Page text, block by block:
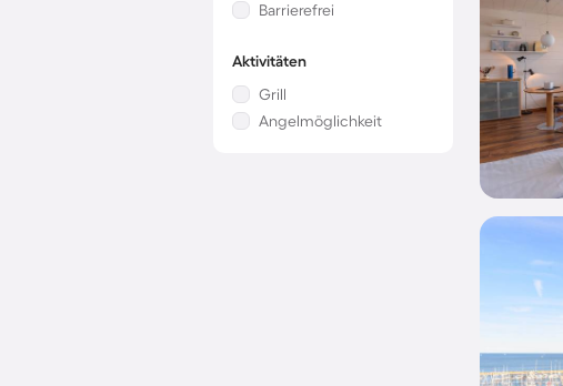
Barrierefrei
Aktivitäten
Grill
Angelmöglichkeit